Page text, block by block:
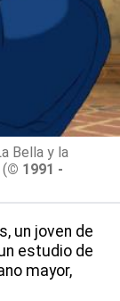
Bella y la
© 1991 -
un joven de
estudio de
mayor,